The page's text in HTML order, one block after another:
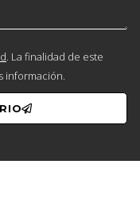
. La finalidad de este
información.